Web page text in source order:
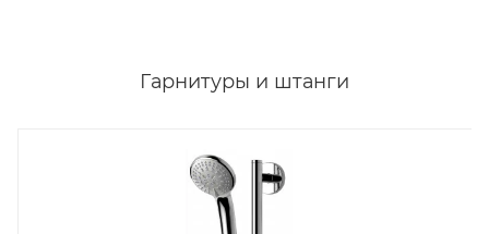
Гарнитуры и штанги